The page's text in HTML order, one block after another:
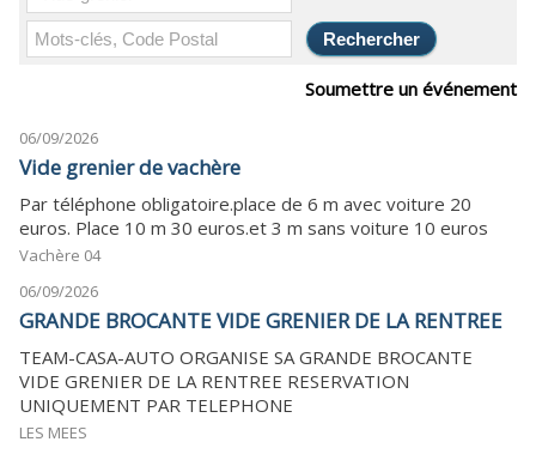
Soumettre un événement
06/09/2026
Vide grenier de vachère
Par téléphone obligatoire.place de 6 m avec voiture 20
euros. Place 10 m 30 euros.et 3 m sans voiture 10 euros
Vachère 04
06/09/2026
GRANDE BROCANTE VIDE GRENIER DE LA RENTREE
TEAM-CASA-AUTO ORGANISE SA GRANDE BROCANTE
VIDE GRENIER DE LA RENTREE RESERVATION
UNIQUEMENT PAR TELEPHONE
LES MEES